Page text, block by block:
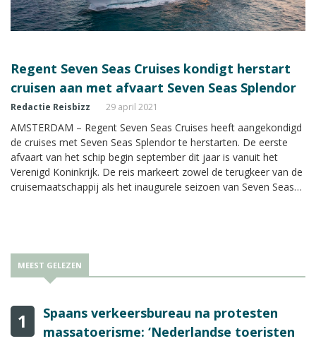
Regent Seven Seas Cruises kondigt herstart
cruisen aan met afvaart Seven Seas Splendor
Redactie Reisbizz 29 april 2021
AMSTERDAM – Regent Seven Seas Cruises heeft aangekondigd
de cruises met Seven Seas Splendor te herstarten. De eerste
afvaart van het schip begin september dit jaar is vanuit het
Verenigd Koninkrijk. De reis markeert zowel de terugkeer van de
cruisemaatschappij als het inaugurele seizoen van Seven Seas
MEEST GELEZEN
1
Spaans verkeersbureau na protesten
massatoerisme: ‘Nederlandse toeristen